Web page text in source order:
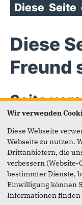
Diese Seite
Diese
Freund
Seite
Vielen Dank, dass
weiterempfehlen.
Anmerkung: Ihre E-
Personen, denen
informieren, von
kein Spam ist.
Wir verwenden
Diese Webseite
Webseite zu nutzen.
Drittanbietern, die
verbessern
bestimmter Dienste,
Einwilligung können
Informationen finden